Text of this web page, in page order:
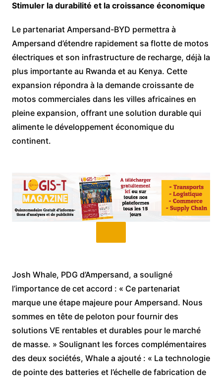
Stimuler la durabilité et la croissance économique
Le partenariat Ampersand-BYD permettra à
Ampersand d’étendre rapidement sa flotte de motos
électriques et son infrastructure de recharge, déjà la
plus importante au Rwanda et au Kenya. Cette
expansion répondra à la demande croissante de
motos commerciales dans les villes africaines en
pleine expansion, offrant une solution durable qui
alimente le développement économique du
continent.
Josh Whale, PDG d’Ampersand, a souligné
l’importance de cet accord : « Ce partenariat
marque une étape majeure pour Ampersand. Nous
sommes en tête de peloton pour fournir des
solutions VE rentables et durables pour le marché
de masse. » Soulignant les forces complémentaires
des deux sociétés, Whale a ajouté : « La technologie
de pointe des batteries et l’échelle de fabrication de